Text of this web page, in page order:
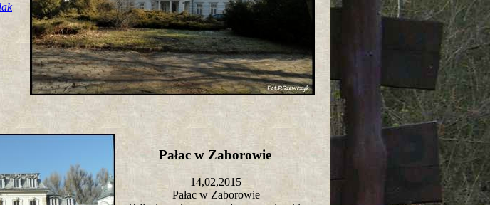
Pałac w Zaborowie
14,02,2015
Pałac w Zaborowie